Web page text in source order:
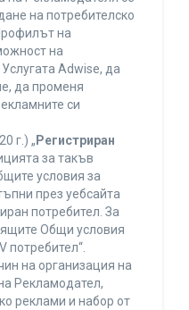
на потребителско
на
на
Adwise, да
да променя
си
г.) „ Регистриран
за такъв
условия за
през уебсайта
потребител. За
Общи условия
потребител“.
на организация на
Рекламодател,
реклами и набор от